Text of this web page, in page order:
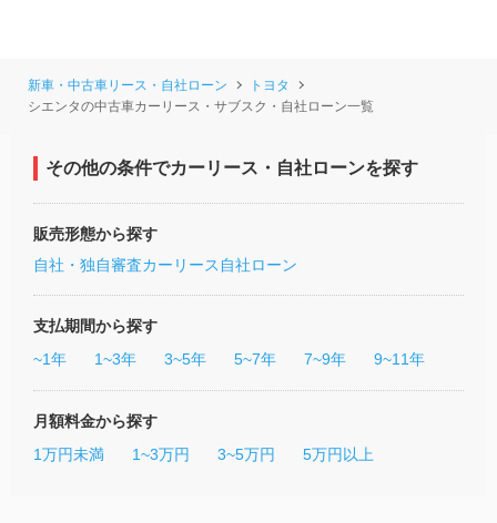
新車・中古車リース・自社ローン
トヨタ
シエンタの中古車カーリース・サブスク・自社ローン一覧
その他の条件でカーリース・自社ローンを探す
販売形態から探す
自社・独自審査カーリース 自社ローン
支払期間から探す
~1年
1~3年 3~5年 5~7年 7~9年 9~11年
月額料金から探す
1万円未満
1~3万円 3~5万円 5万円以上